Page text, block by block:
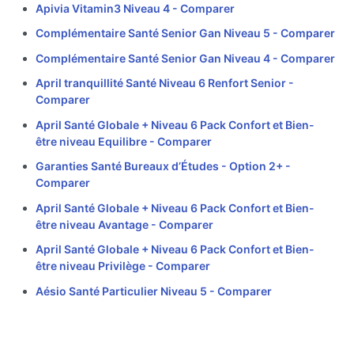
Apivia Vitamin3 Niveau 4 - Comparer
Complémentaire Santé Senior Gan Niveau 5 - Comparer
Complémentaire Santé Senior Gan Niveau 4 - Comparer
April tranquillité Santé Niveau 6 Renfort Senior -
Comparer
April Santé Globale + Niveau 6 Pack Confort et Bien-
être niveau Equilibre - Comparer
Garanties Santé Bureaux d’Études - Option 2+ -
Comparer
April Santé Globale + Niveau 6 Pack Confort et Bien-
être niveau Avantage - Comparer
April Santé Globale + Niveau 6 Pack Confort et Bien-
être niveau Privilège - Comparer
Aésio Santé Particulier Niveau 5 - Comparer